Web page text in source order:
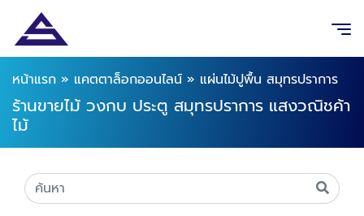
หน้าแรก » แคตตาล็อกออนไลน์ » แผ่นไม้ปูพื้น สมุทรปราการ
ร้านขายไม้ วงกบ ประตู สมุทรปราการ แสงวณิชค้า
ไม้